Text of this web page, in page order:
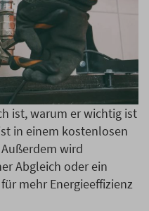
ist, warum er wichtig ist
in einem kostenlosen
wird
Abgleich oder ein
mehr Energieeffizienz